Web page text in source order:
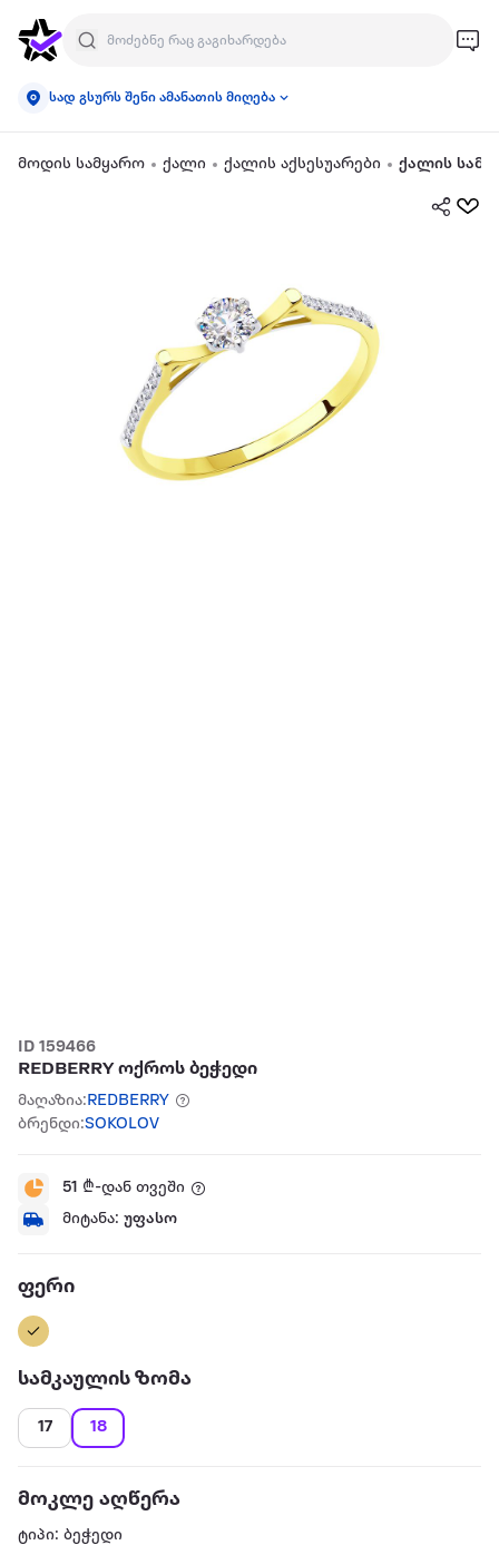
სად გსურს შენი ამანათის მიღება
მოდის სამყარო ქალი ქალის აქსესუარები ქალის
ID 159466
REDBERRY ოქროს ბეჭედი
მაღაზია: REDBERRY
ბრენდი:SOKOLOV
51 ₾-დან თვეში
მიტანა: უფასო
ფერი
სამკაულის ზომა
17 18
მოკლე აღწერა
ტიპი: ბეჭედი